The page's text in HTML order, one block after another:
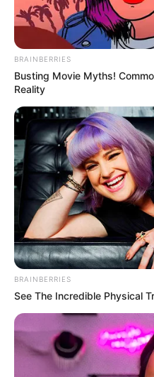
interesan.
favor, active
ACTIVAR AHORA
TEMAS
EMERGENCIAS POR
FUERTES LLUVIAS
LIGA BETPLAY
CORTES DE LUZ
FENÓMENO DEL NIÑO
BRAINBERRIES
Busting Movie Myths!
Reality
BRAINBERRIES
See The Incredible Physical